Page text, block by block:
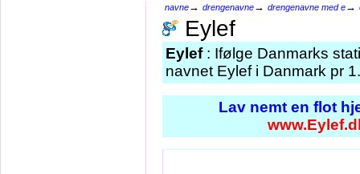
navne→ drengenavne→ drengenavne med e→
Eylef
Eylef: Ifølge Danmarks
navnet Eylef i Danmark pr
Lav nemt en flot